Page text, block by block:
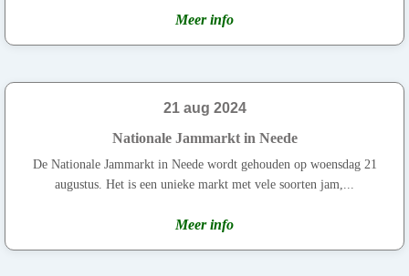
Meer info
21 aug 2024
Nationale Jammarkt in Neede
De Nationale Jammarkt in Neede wordt gehouden op woensdag 21
augustus. Het is een unieke markt met vele soorten jam,...
Meer info